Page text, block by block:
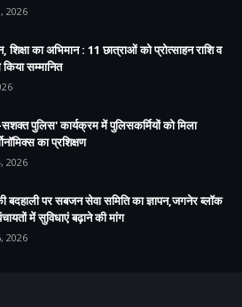
2026
शिक्षा का अभिमान : 11 छात्राओं को प्रोत्साहन राशि व
सम्मानित
पुलिस' कार्यक्रम में पुलिसकर्मियों को मिला
का प्रशिक्षण
2026
बदहाली पर सबजन सेवा समिति का ज्ञापन,जगनेर ब्लॉक
में सुविधाएं बढ़ाने की मांग
2026